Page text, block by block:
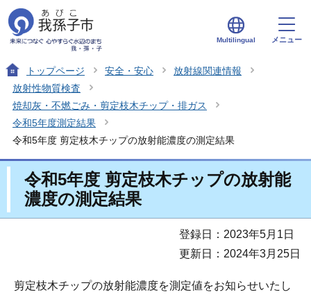
Multilingual メニュー
トップページ 安全・安心
放射線関連情報
放射性物質検査
焼却灰・不燃ごみ・剪定枝木チップ・排ガス
令和5年度測定結果
令和5年度 剪定枝木チップの放射能濃度の測定結果
令和5年度 剪定枝木チップの放射能
濃度の測定結果
登録日：2023年5月1日
更新日：2024年3月25日
剪定枝木チップの放射能濃度を測定値をお知らせいたし